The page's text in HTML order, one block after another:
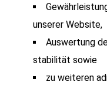
unserer Website,
Auswertung
stabilität sowie
zu weiteren